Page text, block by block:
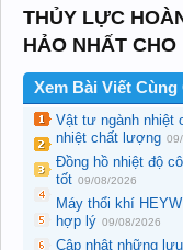
THỦY LỰC
HẢO NHẤT
Xem Bài Viết Cùng
Vật tư ngành nhiệt
nhiệt chất lượng
Đồng hồ nhiệt độ
tốt 09/08/2026
Máy thổi khí
hợp lý 09/08/2026
Cập nhật những